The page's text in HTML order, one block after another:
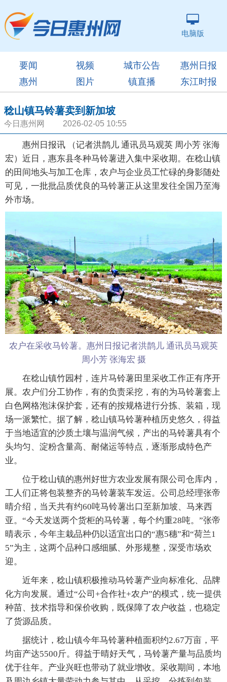
电脑版
要闻 视频 城市公告
惠州日报
惠州
图片 镇直播 东江时报
稔山镇马铃薯卖到新加坡
今日惠州网 2026-02-05 10:55
惠州日报讯 （记者洪鹊儿 通讯员马观英 周小芳 张海
宏）近日，惠东县冬种马铃薯进入集中采收期。在稔山镇
的田间地头与加工仓库，农户与企业员工忙碌的身影随处
可见，一批批品质优良的马铃薯正从这里发往全国乃至海
外市场。
农户在采收马铃薯。惠州日报记者洪鹊儿 通讯员马观英
周小芳 张海宏 摄
在稔山镇竹园村，连片马铃薯田里采收工作正有序开
展。农户们分工协作，有的负责采挖，有的为马铃薯套上
白色网格泡沫保护套，还有的按规格进行分拣、装箱，现
场一派繁忙。据了解，稔山镇马铃薯种植历史悠久，得益
于当地适宜的沙质土壤与温润气候，产出的马铃薯具有个
头均匀、淀粉含量高、耐储运等特点，逐渐形成特色产
业。
位于稔山镇的惠州好世方农业发展有限公司仓库内，
工人们正将包装整齐的马铃薯装车发运。公司总经理张帝
晴介绍，当天共有约60吨马铃薯出口至新加坡、马来西
亚。“今天发送两个货柜的马铃薯，每个约重28吨。”张帝
晴表示，今年主栽品种仍以适宜出口的“惠5穗”和“荷兰1
5”为主，这两个品种口感细腻、外形规整，深受市场欢
迎。
近年来，稔山镇积极推动马铃薯产业向标准化、品牌
化方向发展。通过“公司+合作社+农户”的模式，统一提供
种苗、技术指导和保价收购，既保障了农户收益，也稳定
了货源品质。
据统计，稔山镇今年马铃薯种植面积约2.67万亩，平
均亩产达5500斤。得益于晴好天气，马铃薯产量与品质均
优于往年。产业兴旺也带动了就业增收。采收期间，本地